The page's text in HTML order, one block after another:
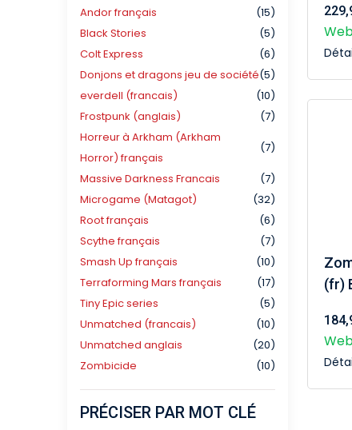
Andor français
(15)
Black Stories
(5)
Colt Express
(6)
Donjons et dragons jeu de société(5)
everdell (francais)
(10)
Frostpunk (anglais)
(7)
Horreur à Arkham (Arkham
Horror) français
(7)
Massive Darkness Francais
(7)
Microgame (Matagot)
(32)
Root français
(6)
Scythe français
(7)
Smash Up français
(10)
Terraforming Mars français
(17)
Tiny Epic series
(5)
Unmatched (francais)
(10)
Unmatched anglais
(20)
Zombicide
(10)
PRÉCISER PAR MOT CLÉ
(fr)